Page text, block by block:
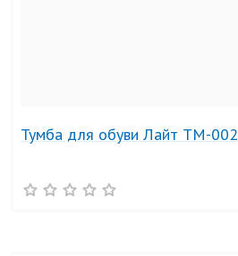
Тумба для обуви Лайт ТМ-002